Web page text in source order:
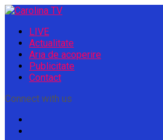
LIVE
Actualitate
Aria de acoperire
Publicitate
Contact
Connect with us